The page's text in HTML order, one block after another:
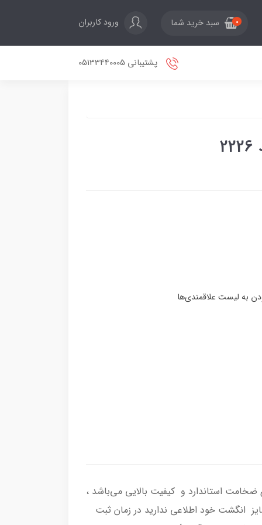
0 سبد خرید شما ورود کاربران
پشتیبانی 05133440005
انگشتر از نقره اصل با عیار بین المللی 925 ساخته شده و دارای ضخامت استاندارد و کیفیت بالایی می‌باشد ،
انگشت خود اطلاعی ندارید در زمان ثبت